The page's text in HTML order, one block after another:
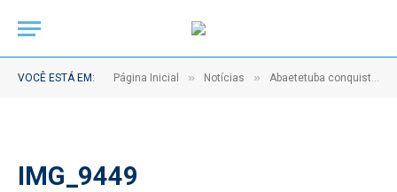
VOCÊ ESTÁ EM: Página Inicial » Notícias » Abaetetuba conquista Selo Diamante de Transparência Pública pelo PNTP 2025
IMG_9449